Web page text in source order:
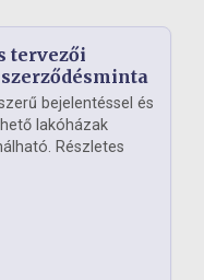
tervezői
bejelentéssel és
lakóházak
Részletes